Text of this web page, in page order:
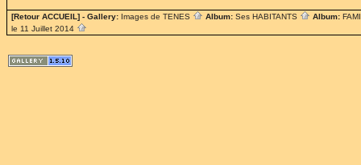
[Retour ACCUEIL] - Gallery: Images de TENES Album: Ses HABITANTS Album:
le 11 Juillet 2014